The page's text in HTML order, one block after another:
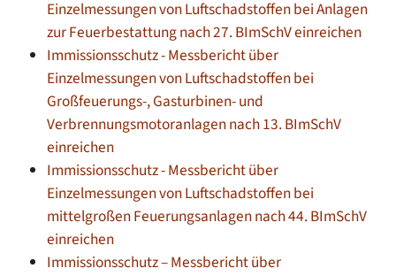
Einzelmessungen von Luftschadstoffen bei Anlagen
zur Feuerbestattung nach 27. BImSchV einreichen
Immissionsschutz - Messbericht über
Einzelmessungen von Luftschadstoffen bei
Großfeuerungs-, Gasturbinen- und
Verbrennungsmotoranlagen nach 13. BImSchV
einreichen
Immissionsschutz - Messbericht über
Einzelmessungen von Luftschadstoffen bei
mittelgroßen Feuerungsanlagen nach 44. BImSchV
einreichen
Immissionsschutz – Messbericht über